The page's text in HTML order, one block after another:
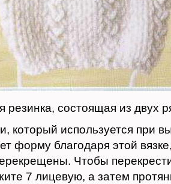
резинка, состоящая из двух
который используется при
форму благодаря этой
Чтобы
7 лицевую, а затем